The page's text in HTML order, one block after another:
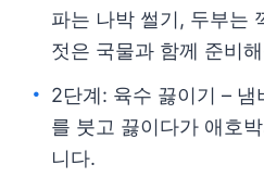
파는 나박 썰기, 두부는
젓은 국물과 함께 준비
2단계: 육수 끓이기 –
를 붓고 끓이다가 애호
니다.